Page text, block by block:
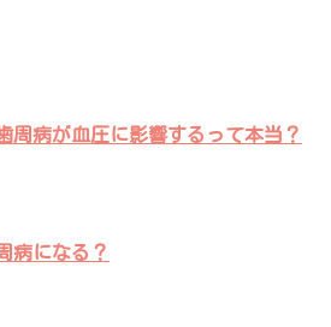
周病が血圧に影響するって本当？
病になる？